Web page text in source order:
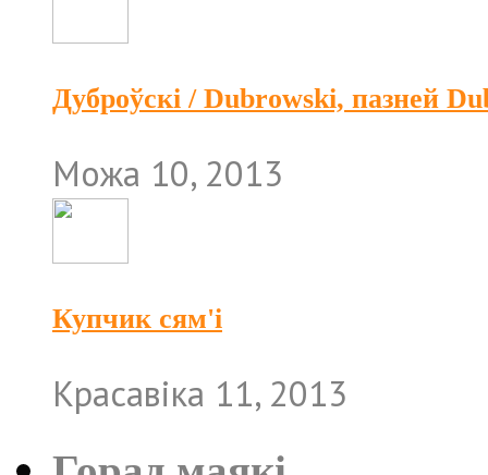
Дуброўскі / Dubrowski, пазней
Можа 10, 2013
Купчик сям'і
Красавіка 11, 2013